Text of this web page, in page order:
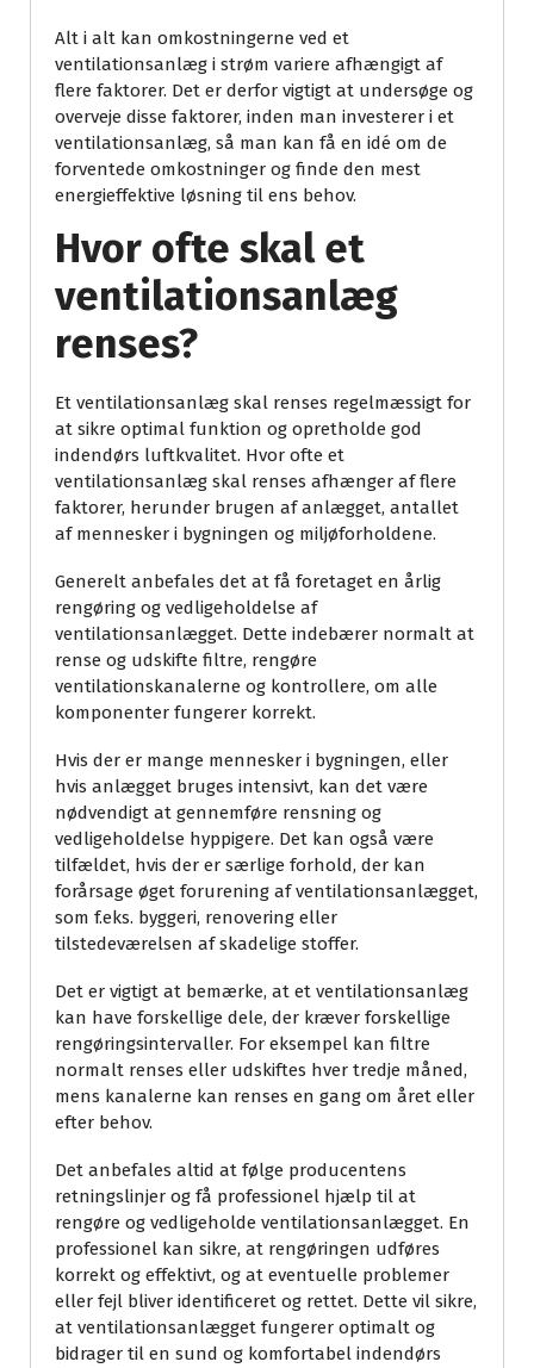
Alt i alt kan omkostningerne ved et
ventilationsanlæg i strøm variere afhængigt af
flere faktorer. Det er derfor vigtigt at undersøge og
overveje disse faktorer, inden man investerer i et
ventilationsanlæg, så man kan få en idé om de
forventede omkostninger og finde den mest
energieffektive løsning til ens behov.
Hvor ofte skal et
ventilationsanlæg
renses?
Et ventilationsanlæg skal renses regelmæssigt for
at sikre optimal funktion og opretholde god
indendørs luftkvalitet. Hvor ofte et
ventilationsanlæg skal renses afhænger af flere
faktorer, herunder brugen af ​​anlægget, antallet
af mennesker i bygningen og miljøforholdene.
Generelt anbefales det at få foretaget en årlig
rengøring og vedligeholdelse af
ventilationsanlægget. Dette indebærer normalt at
rense og udskifte filtre, rengøre
ventilationskanalerne og kontrollere, om alle
komponenter fungerer korrekt.
Hvis der er mange mennesker i bygningen, eller
hvis anlægget bruges intensivt, kan det være
nødvendigt at gennemføre rensning og
vedligeholdelse hyppigere. Det kan også være
tilfældet, hvis der er særlige forhold, der kan
forårsage øget forurening af ventilationsanlægget,
som f.eks. byggeri, renovering eller
tilstedeværelsen af ​​skadelige stoffer.
Det er vigtigt at bemærke, at et ventilationsanlæg
kan have forskellige dele, der kræver forskellige
rengøringsintervaller. For eksempel kan filtre
normalt renses eller udskiftes hver tredje måned,
mens kanalerne kan renses en gang om året eller
efter behov.
Det anbefales altid at følge producentens
retningslinjer og få professionel hjælp til at
rengøre og vedligeholde ventilationsanlægget. En
professionel kan sikre, at rengøringen udføres
korrekt og effektivt, og at eventuelle problemer
eller fejl bliver identificeret og rettet. Dette vil sikre,
at ventilationsanlægget fungerer optimalt og
bidrager til en sund og komfortabel indendørs